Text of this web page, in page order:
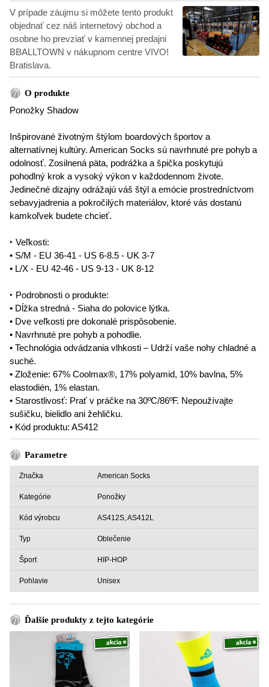
V prípade záujmu si môžete tento produkt
objednať cez náš internetový obchod a
osobne ho prevziať v kamennej predajni
BBALLTOWN v nákupnom centre VIVO!
Bratislava.
O produkte
Ponožky Shadow
Inšpirované životným štýlom boardových športov a
alternatívnej kultúry. American Socks sú navrhnuté pre pohyb a
odolnosť. Zosilnená päta, podrážka a špička poskytujú
pohodlný krok a vysoký výkon v každodennom živote.
Jedinečné dizajny odrážajú váš štýl a emócie prostredníctvom
sebavyjadrenia a pokročilých materiálov, ktoré vás dostanú
kamkoľvek budete chcieť.
‣ Veľkosti:
• S/M - EU 36-41 - US 6-8.5 - UK 3-7
• L/X - EU 42-46 - US 9-13 - UK 8-12
‣ Podrobnosti o produkte:
• Dĺžka stredná - Siaha do polovice lýtka.
• Dve veľkosti pre dokonalé prispôsobenie.
• Navrhnuté pre pohyb a pohodlie.
• Technológia odvádzania vlhkosti – Udrží vaše nohy chladné a
suché.
• Zloženie: 67% Coolmax®, 17% polyamid, 10% bavlna, 5%
elastodién, 1% elastan.
• Starostlivosť: Prať v práčke na 30ºC/86ºF. Nepoužívajte
sušičku, bielidlo ani žehličku.
• Kód produktu: AS412
Parametre
Značka American Socks
Kategórie Ponožky
Kód výrobcu AS412S, AS412L
Typ Oblečenie
Šport HIP-HOP
Pohlavie Unisex
Ďalšie produkty z tejto kategórie